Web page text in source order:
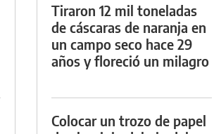
Tiraron 12 mil toneladas
de cáscaras de naranja en
un campo seco hace 29
años y floreció un milagro
Colocar un trozo de papel